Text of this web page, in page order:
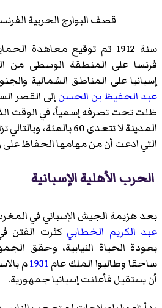
قصف البوارج الحربية
سنة 1912 تم توقيع معاهدة
فرنسا على المنطقة الوسطى
إسبانيا على المناطق الشمالية
عبد الحفيظ بن الحسنإلى القصر
ظلت تحت تصرفه إسمياً، في الوقت
المدينة لا تتعدى 60
التي ادعت أن من مهامها الحفاظ على
الحرب الأهلية الإسبانية
بعد هزيمة الجيش الإسباني في
عبد الكريم الخطابي كثرت الفتن
بعودة الحياة النيابية، وحقق
ساحقا وطالبوا الملك عام1931م
أن يستقيل فأعلنت إسبانيا جمهورية.